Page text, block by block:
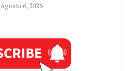
Agosto 6, 2026